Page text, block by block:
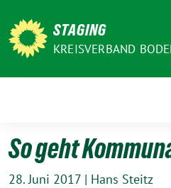
zum
Inhalt
STAGING
KREISVERBAND
So geht
28. Juni 2017 | Hans Steitz